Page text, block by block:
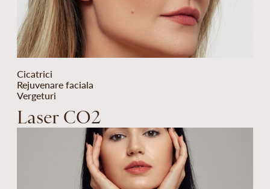
Cicatrici
Rejuvenare faciala
Vergeturi
Laser CO2